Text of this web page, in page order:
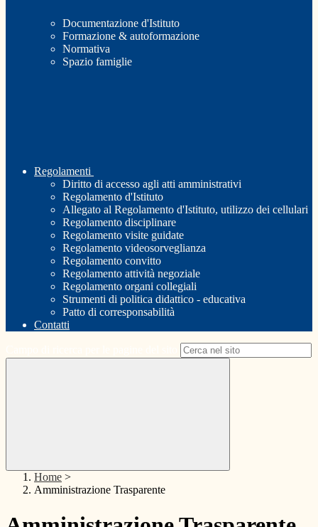
Documentazione d'Istituto
Formazione & autoformazione
Normativa
Spazio famiglie
Regolamenti
Diritto di accesso agli atti amministrativi
Regolamento d'Istituto
Allegato al Regolamento d'Istituto, utilizzo dei cellulari
Regolamento disciplinare
Regolamento visite guidate
Regolamento videosorveglianza
Regolamento convitto
Regolamento attività negoziale
Regolamento organi collegiali
Strumenti di politica didattico - educativa
Patto di corresponsabilità
Contatti
Home >
Amministrazione Trasparente